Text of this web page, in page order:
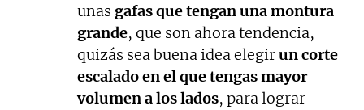
unas gafas que tengan una montura
grande, que son ahora tendencia,
quizás sea buena idea elegirun corte
escalado en el que tengas mayor
volumen a los lados, para lograr